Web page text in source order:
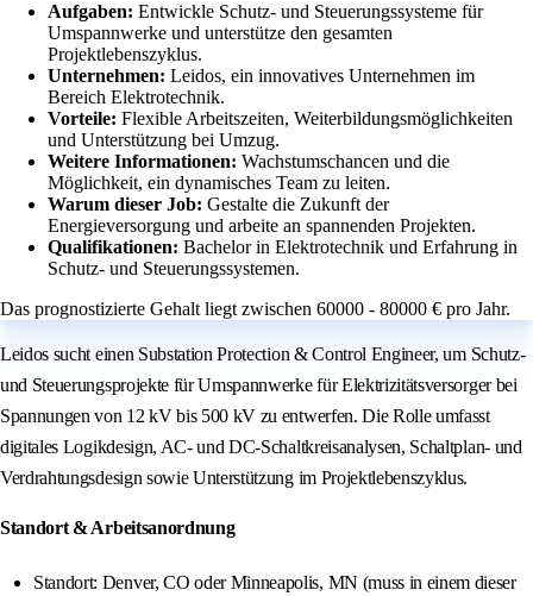
Aufgaben: Entwickle Schutz- und Steuerungssysteme für
Umspannwerke und unterstütze den gesamten
Projektlebenszyklus.
Unternehmen: Leidos, ein innovatives Unternehmen im
Bereich Elektrotechnik.
Vorteile: Flexible Arbeitszeiten, Weiterbildungsmöglichkeiten
und Unterstützung bei Umzug.
Weitere Informationen: Wachstumschancen und die
Möglichkeit, ein dynamisches Team zu leiten.
Warum dieser Job: Gestalte die Zukunft der
Energieversorgung und arbeite an spannenden Projekten.
Qualifikationen: Bachelor in Elektrotechnik und Erfahrung in
Schutz- und Steuerungssystemen.
Das prognostizierte Gehalt liegt zwischen 60000 - 80000 € pro Jahr.
Leidos sucht einen Substation Protection & Control Engineer, um Schutz-
und Steuerungsprojekte für Umspannwerke für Elektrizitätsversorger bei
Spannungen von 12 kV bis 500 kV zu entwerfen. Die Rolle umfasst
digitales Logikdesign, AC- und DC-Schaltkreisanalysen, Schaltplan- und
Verdrahtungsdesign sowie Unterstützung im Projektlebenszyklus.
Standort & Arbeitsanordnung
Standort: Denver, CO oder Minneapolis, MN (muss in einem dieser